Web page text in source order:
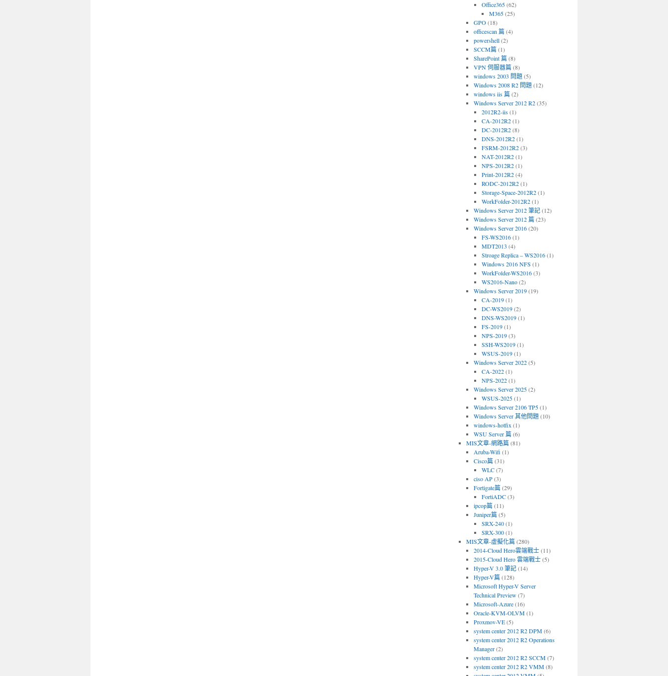
Office365(62)
M365(25)
GPO(18)
officescan 篇(4)
powershell(2)
SCCM篇(1)
SharePoint 篇(8)
VPN 伺服器篇(8)
windows 2003 問題(5)
Windows 2008 R2 問題(12)
windows iis 篇(2)
Windows Server 2012 R2(35)
2012R2-iis(1)
CA-2012R2(1)
DC-2012R2(8)
DNS-2012R2(1)
FSRM-2012R2(3)
NAT-2012R2(1)
NPS-2012R2(1)
Print-2012R2(4)
RODC-2012R2(1)
Storage-Space-2012R2(1)
WorkFolder-2012R2(1)
Windows Server 2012 筆記(12)
Windows Server 2012 篇(23)
Windows Server 2016(20)
FS-WS2016(1)
MDT2013 (4)
Stroage Replica – WS2016(1)
Windows 2016 NFS (1)
WorkFolder-WS2016(3)
WS2016-Nano(2)
Windows Server 2019(19)
CA-2019(1)
DC-WS2019(2)
DNS-WS2019(1)
FS-2019(1)
NPS-2019(3)
SSH-WS2019(1)
WSUS-2019(1)
Windows Server 2022(5)
CA-2022(1)
NPS-2022(1)
Windows Server 2025(2)
WSUS-2025(1)
Windows Server 2106 TP5(1)
Windows Server 其他問題(10)
windows-hotfix (1)
WSU Server 篇(6)
MIS文章-網路篇(81)
Aruba-Wifi (1)
Cisco篇(31)
WLC(7)
ciso AP(3)
Fortigate篇(29)
FortiADC(3)
ipcop篇(11)
Juniper篇(5)
SRX-240(1)
SRX-300(1)
MIS文章-虛擬化篇(280)
2014-Cloud Hero雲端戰士(11)
2015-Cloud Hero 雲端戰士(5)
Hyper-V 3.0 筆記(14)
Hyper-V篇(128)
Microsoft Hyper-V Server
Technical Preview(7)
Microsoft-Azure(16)
Oracle-KVM-OLVM(1)
Proxmov-VE(5)
system center 2012 R2 DPM(6)
system center 2012 R2 Operations
Manager(2)
system center 2012 R2 SCCM(7)
system center 2012 R2 VMM(8)